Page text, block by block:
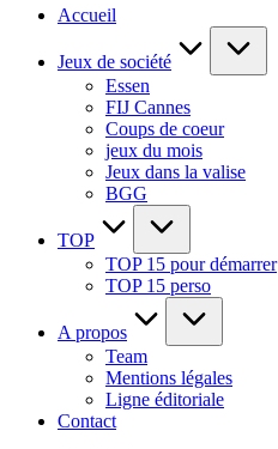
Accueil
Jeux de société
Essen
FIJ Cannes
Coups de coeur
jeux du mois
Jeux dans la valise
BGG
TOP
TOP 15 pour démarrer
TOP 15 perso
A propos
Team
Mentions légales
Ligne éditoriale
Contact